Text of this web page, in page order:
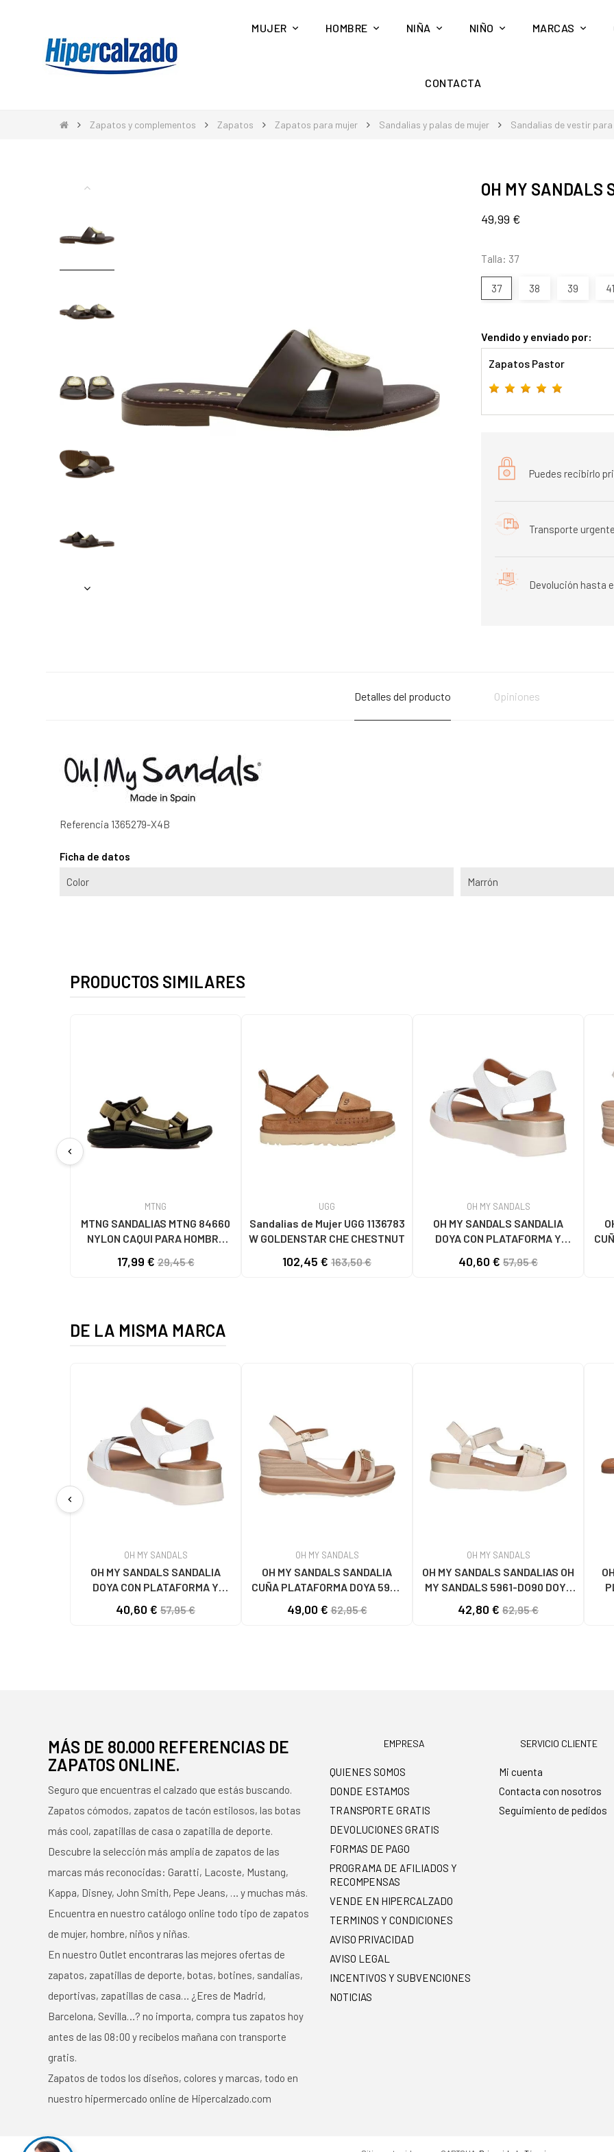
MUJER HOMBRE NIÑA NIÑO MARCAS
CONTACTA
Zapatos y complementos Zapatos Zapatos para mujer Sandalias y palas de mujer Sandalias de vestir para
OH MY SANDALS
49,99 €
Talla: 37
37 38 39 41
Vendido y enviado por:
Zapatos Pastor
Puedes recibirlo
Transporte
Devolución hasta
Detalles del producto Opiniones
Referencia 1365279-X4B
Ficha de datos
Color Marrón
PRODUCTOS SIMILARES
chevron_left
MTNG
MTNG SANDALIAS MTNG 84660
NYLON CAQUI PARA HOMBRE
17,99 €29,45 €
UGG
Sandalias de Mujer UGG 1136783
W GOLDENSTAR CHE CHESTNUT
102,45 € 163,50 €
OH MY SANDALS
OH MY SANDALS SANDALIA
DOYA CON PLATAFORMA Y
BLANCO
40,60 € 57,95 €
DE LA MISMA MARCA
chevron_left
OH MY SANDALS
OH MY SANDALS SANDALIA
DOYA CON PLATAFORMA Y
BLANCO
40,60 € 57,95 €
OH MY SANDALS
OH MY SANDALS SANDALIA
CUÑA PLATAFORMA DOYA 5993
49,00 €62,95 €
OH MY SANDALS
OH MY SANDALS SANDALIAS OH
MY SANDALS 5961-DO90 DOYA
42,80 € 62,95 €
MÁS DE 80.000 REFERENCIAS DE
ZAPATOS ONLINE.
Seguro que encuentras el calzado que estás buscando.
Zapatos cómodos, zapatos de tacón estilosos, las botas
más cool, zapatillas de casa o zapatilla de deporte.
Descubre la selección más amplia de zapatos de las
marcas más reconocidas: Garatti, Lacoste, Mustang,
Kappa, Disney, John Smith, Pepe Jeans, … y muchas más.
Encuentra en nuestro catálogo online todo tipo de zapatos
de mujer, hombre, niños y niñas.
En nuestro Outlet encontraras las mejores ofertas de
zapatos, zapatillas de deporte, botas, botines, sandalias,
deportivas, zapatillas de casa… ¿Eres de Madrid,
Barcelona, Sevilla…? no importa, compra tus zapatos hoy
antes de las 08:00 y recíbelos mañana con transporte
gratis.
Zapatos de todos los diseños, colores y marcas, todo en
nuestro hipermercado online de Hipercalzado.com
EMPRESA
QUIENES SOMOS
DONDE ESTAMOS
TRANSPORTE GRATIS
DEVOLUCIONES GRATIS
FORMAS DE PAGO
PROGRAMA DE AFILIADOS Y
RECOMPENSAS
VENDE EN HIPERCALZADO
TERMINOS Y CONDICIONES
AVISO PRIVACIDAD
AVISO LEGAL
INCENTIVOS Y SUBVENCIONES
NOTICIAS
SERVICIO CLIENTE
Mi cuenta
Contacta con nosotros
Seguimiento de pedidos